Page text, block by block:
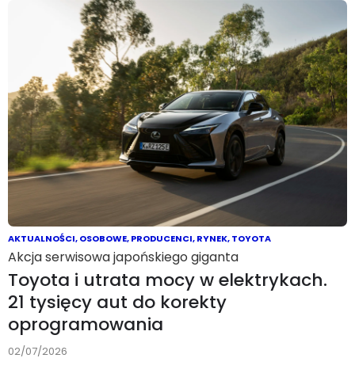
AKTUALNOŚCI,OSOBOWE,PRODUCENCI,RYNEK,TOYOTA
Akcja serwisowa japońskiego giganta
Toyota i utrata mocy w elektrykach.
21 tysięcy aut do korekty
oprogramowania
02/07/2026